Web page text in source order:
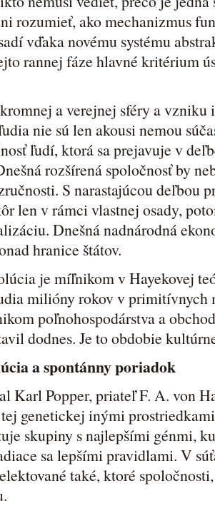
rozumieť, ako mechanizmus
vďaka novému systému
rannej fáze hlavné kritérium
a verejnej sféry a vzniku
nie sú len akousi nemou
ľudí, ktorá sa prejavuje v
rozšírená spoločnosť by
S narastajúcou deľbou
len v rámci vlastnej osady,
Dnešná nadnárodná
hranice štátov.
je míľnikom v Hayekovej
milióny rokov v primitívnych
poľnohospodárstva a
dodnes. Je to obdobie
a spontánny poriadok
Karl Popper, priateľ F. A. von
genetickej inými
skupiny s najlepšími génmi,
sa lepšími pravidlami. V
také, ktoré